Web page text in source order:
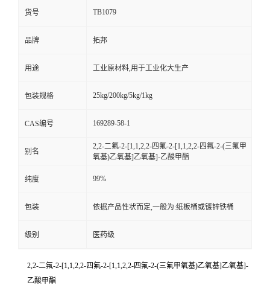
货号 TB1079
品牌 拓邦
用途 工业原材料,用于工业化大生产
包装规格 25kg/200kg/5kg/1kg
CAS编号 169289-58-1
别名
2,2-二氟-2-[1,1,2,2-四氟-2-[1,1,2,2-四氟-2-(三氟甲
氧基)乙氧基]乙氧基]-乙酸甲酯
纯度 99%
包装 依据产品性状而定,一般为:纸板桶或镀锌铁桶
级别 医药级
2,2-二氟-2-[1,1,2,2-四氟-2-[1,1,2,2-四氟-2-(三氟甲氧基)乙氧基]乙氧基]-
乙酸甲酯